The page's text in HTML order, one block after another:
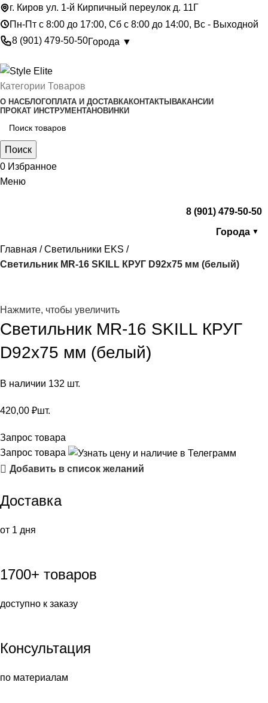
г. Киров ул. 1-й Кирпичный переулок д. 11Г
Пн-Пт с 8:00 до 17:00, Сб с 8:00 до 14:00, Вс - Выходной
8 (901) 479-50-50Города ▼
Категории Товаров
О НАСБЛОГОПЛАТА И ДОСТАВКАКОНТАКТЫ ВАКАНСИИ
ПРОКАТ ИНСТРУМЕНТАНОВИНКИ
Поиск
0 Избранное
Меню
8 (901) 479-50-50
Города ▼
Главная
Светильники EKS
Светильник MR-16 SKILL КРУГ D92х75 мм (белый)
Нажмите, чтобы увеличить
Светильник MR-16 SKILL КРУГ
D92х75 мм (белый)
В наличии 132 шт.
420,00 ₽шт.
Запрос товара
Запрос товара
Добавить в список желаний
Доставка
от 1 дня
1700+ товаров
доступно к заказу
Консультация
по материалам